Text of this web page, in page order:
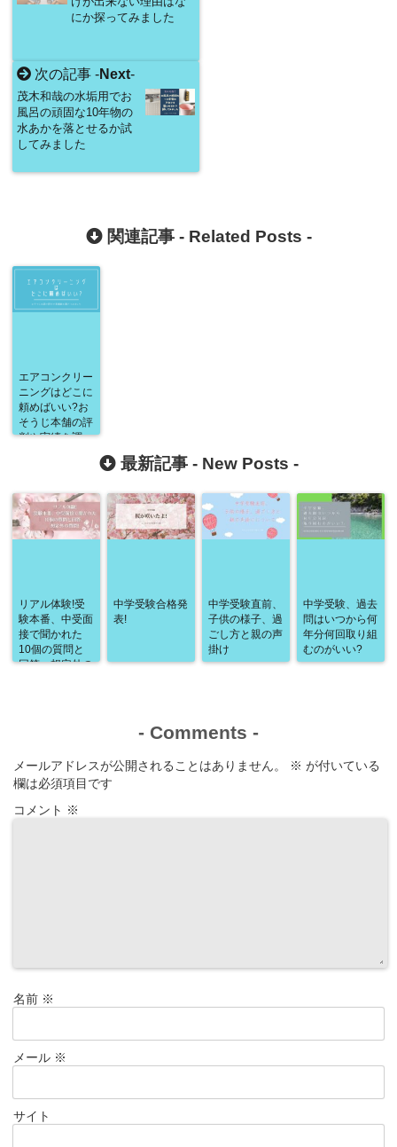
にか探ってみました
次の記事 -Next-
茂木和哉の水垢用でお
風呂の頑固な10年物の
水あかを落とせるか試
してみました
関連記事 - Related Posts -
エアコンクリー
ニングはどこに
頼めばいい?お
そうじ本舗の評
判や実績を調べ
最新記事 - New Posts -
リアル体験!受
験本番、中受面
接で聞かれた
10個の質問と
回答、想定外の
中学受験合格発
表!
中学受験直前、
子供の様子、過
ごし方と親の声
掛け
中学受験、過去
問はいつから何
年分何回取り組
むのがいい?
- Comments -
メールアドレスが公開されることはありません。 ※ が付いている
欄は必須項目です
コメント ※
名前 ※
メール ※
サイト